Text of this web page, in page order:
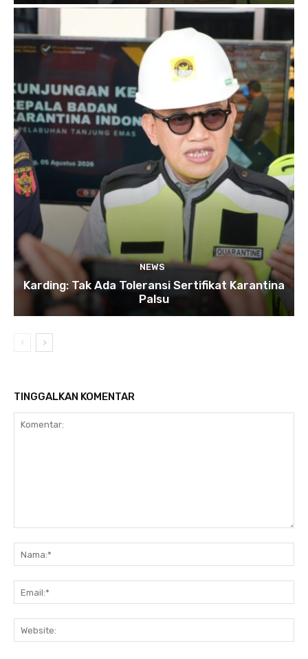
NEWS
Karding: Tak Ada Toleransi Sertifikat Karantina
Palsu
TINGGALKAN KOMENTAR